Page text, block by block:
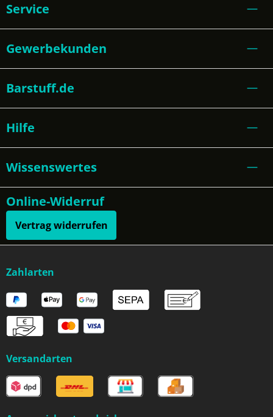
Service
Gewerbekunden
Barstuff.de
Hilfe
Wissenswertes
Online-Widerruf
Vertrag widerrufen
Zahlarten
Versandarten